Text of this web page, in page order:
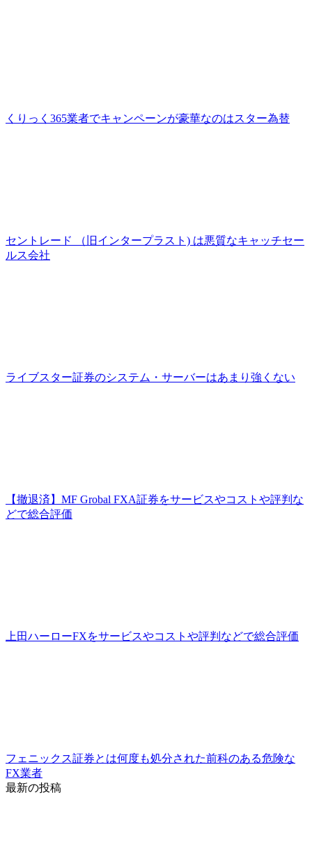
くりっく365業者でキャンペーンが豪華なのはスター為替
セントレード （旧インタープラスト) は悪質なキャッチセー
ルス会社
ライブスター証券のシステム・サーバーはあまり強くない
【撤退済】MF Grobal FXA証券をサービスやコストや評判な
どで総合評価
上田ハーローFXをサービスやコストや評判などで総合評価
フェニックス証券とは何度も処分された前科のある危険な
FX業者
最新の投稿